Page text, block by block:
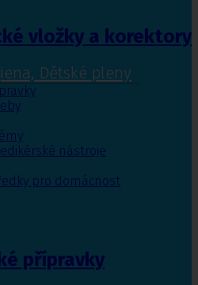
vložky a korektory
Dětské pleny
nástroje
pro domácnost
přípravky